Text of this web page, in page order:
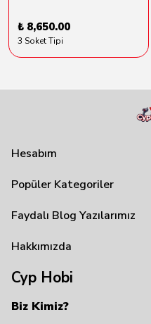
₺ 8,650.00
3 Soket Tipi
Hesabım
Popüler Kategoriler
Faydalı Blog Yazılarımız
Hakkımızda
Cyp Hobi
Biz Kimiz?